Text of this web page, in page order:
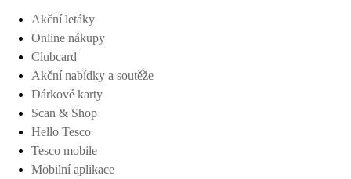
Akční letáky
Online nákupy
Clubcard
Akční nabídky a soutěže
Dárkové karty
Scan & Shop
Hello Tesco
Tesco mobile
Mobilní aplikace